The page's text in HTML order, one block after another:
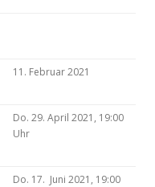
11. Februar 2021
Do. 29. April 2021, 19:00
Uhr
Do. 17. Juni 2021, 19:00